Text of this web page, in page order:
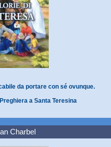
da portare con sé ovunque.
a Santa Teresina
Charbel